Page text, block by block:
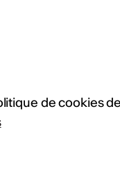
de cookies